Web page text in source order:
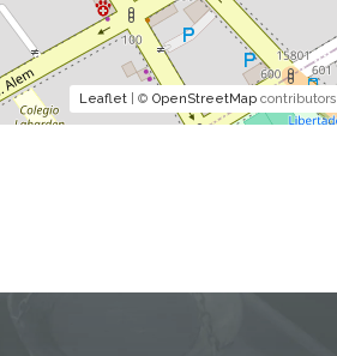
Leaflet | ©OpenStreetMap contributors